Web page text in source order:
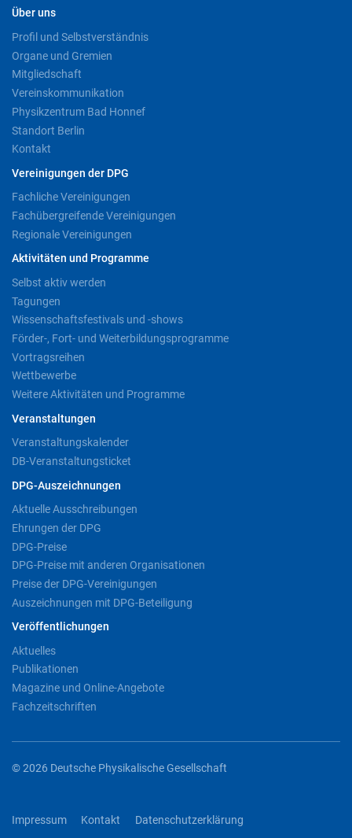
Über uns
Profil und Selbstverständnis
Organe und Gremien
Mitgliedschaft
Vereinskommunikation
Physikzentrum Bad Honnef
Standort Berlin
Kontakt
Vereinigungen der DPG
Fachliche Vereinigungen
Fachübergreifende Vereinigungen
Regionale Vereinigungen
Aktivitäten und Programme
Selbst aktiv werden
Tagungen
Wissenschaftsfestivals und -shows
Förder-, Fort- und Weiterbildungsprogramme
Vortragsreihen
Wettbewerbe
Weitere Aktivitäten und Programme
Veranstaltungen
Veranstaltungskalender
DB-Veranstaltungsticket
DPG-Auszeichnungen
Aktuelle Ausschreibungen
Ehrungen der DPG
DPG-Preise
DPG-Preise mit anderen Organisationen
Preise der DPG-Vereinigungen
Auszeichnungen mit DPG-Beteiligung
Veröffentlichungen
Aktuelles
Publikationen
Magazine und Online-Angebote
Fachzeitschriften
© 2026 Deutsche Physikalische Gesellschaft
Impressum Kontakt Datenschutzerklärung